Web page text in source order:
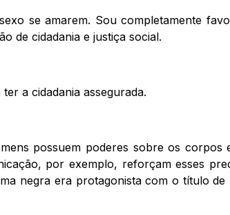
se amarem. Sou completamente
de cidadania e justiça social.
a cidadania assegurada.
possuem poderes sobre os corpos
por exemplo, reforçam esses
negra era protagonista com o título